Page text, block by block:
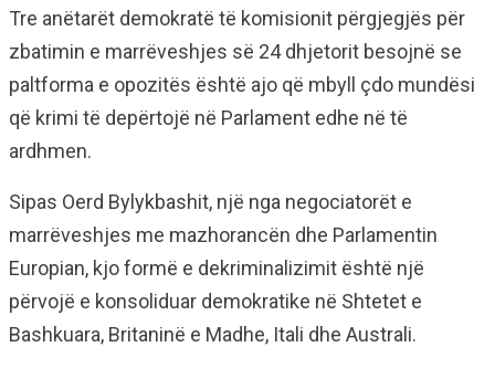
Tre anëtarët demokratë të komisionit përgjegjës për
zbatimin e marrëveshjes së 24 dhjetorit besojnë se
paltforma e opozitës është ajo që mbyll çdo mundësi
që krimi të depërtojë në Parlament edhe në të
ardhmen.
Sipas Oerd Bylykbashit, një nga negociatorët e
marrëveshjes me mazhorancën dhe Parlamentin
Europian, kjo formë e dekriminalizimit është një
përvojë e konsoliduar demokratike në Shtetet e
Bashkuara, Britaninë e Madhe, Itali dhe Australi.